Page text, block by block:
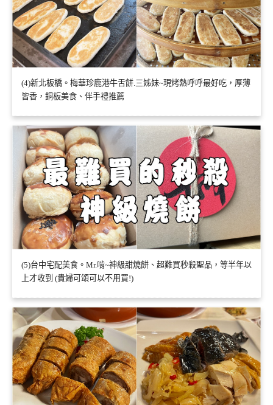
(4)新北板橋。梅華珍鹿港牛舌餅.三姊妹~現烤熱呼呼最好吃，厚薄
皆香，銅板美食、伴手禮推薦
(5)台中宅配美食。Mr.啃~神級甜燒餅、超難買秒殺聖品，等半年以
上才收到 (貴婦可頌可以不用買!)